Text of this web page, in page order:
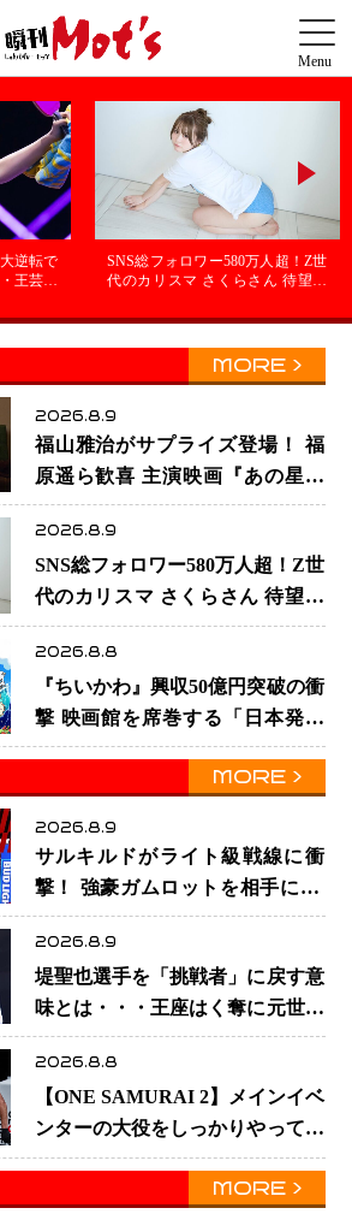
逆転で
王芸迪
Vにも
SNS総フォロワー580万人超！Z世
代のカリスマ さくらさん 待望の
で“今しか残せない姿”を撮影
2026.8.9
福山雅治がサプライズ登場！ 福
原遥ら歓喜 主演映画『あの星が
降る丘で、君とまた出会いた
い。』舞台あいさつで大歓声
2026.8.9
SNS総フォロワー580万人超！Z世
代のカリスマ さくらさん 待望の
1st写真集が11月5日発売決定 沖縄
で“今しか残せない姿”を撮影
2026.8.8
『ちいかわ』興収50億円突破の衝
撃 映画館を席巻する「日本発コ
ンテンツ」の強さ スパイダーマ
ン、モアナら世界級作品と並ぶ存
MORE
2026.8.9
サルキルドがライト級戦線に衝
撃！ 強豪ガムロットを相手に1R
一本 26歳の豪州の新星が「トッ
プ戦線」へ名乗り
2026.8.9
堤聖也選手を「挑戦者」に戻す意
味とは・・・王座はく奪に元世界
王者も疑問符 見たいのは井上拓
真選手、那須川天心選手との交錯
2026.8.8
【ONE SAMURAI 2】メインイベ
ンターの大役をしっかりやっての
けた野杁正明が衝撃のリベン
ジ！ リウ・メンヤンを1R・2分
MORE
MORE